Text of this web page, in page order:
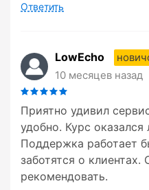
Ответить
LowEcho
10 месяцев назад
Приятно удивил
удобно. Курс
Поддержка работает
заботятся о
рекомендовать.